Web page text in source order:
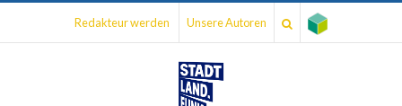
Redakteur werden Unsere Autoren